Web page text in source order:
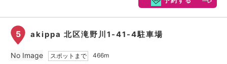
5 akippa 北区滝野川1-41-4駐車場
スポットまで
466m
No Image